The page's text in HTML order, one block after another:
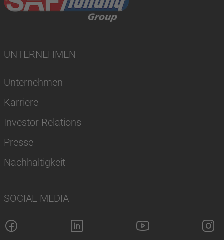
UNTERNEHMEN
Unternehmen
Karriere
Investor Relations
Presse
Nachhaltigkeit
SOCIAL MEDIA